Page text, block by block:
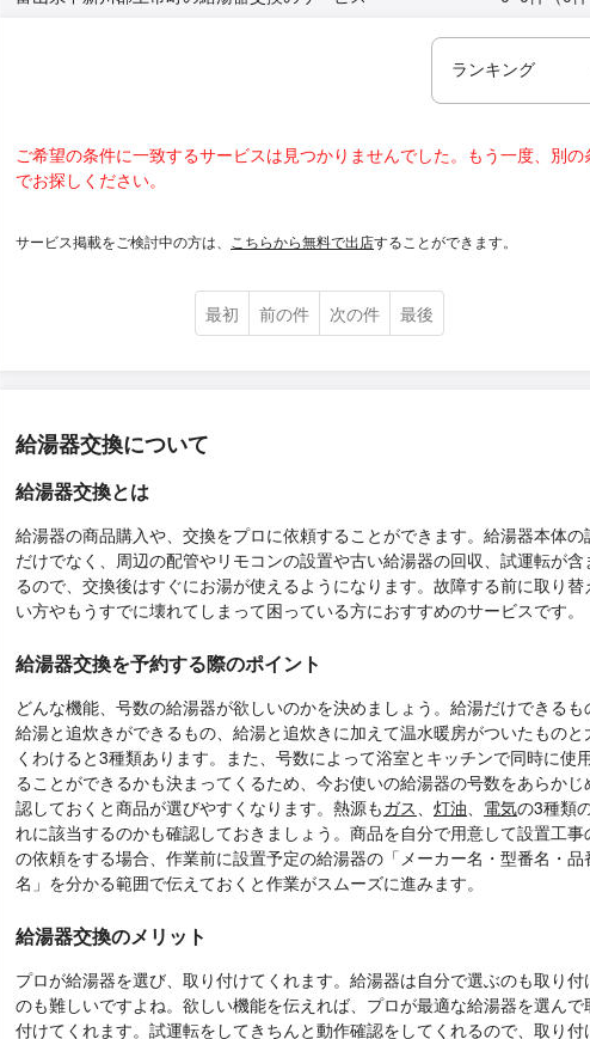
ご希望の条件に一致するサービスは見つかりませんでした。もう一度、別の
でお探しください。
サービス掲載をご検討中の方は、 こちらから無料で出店することができます。
最初 前の件 次の件 最後
給湯器交換について
給湯器交換とは
給湯器の商品購入や、交換をプロに依頼することができます。給湯器本体の
だけでなく、周辺の配管やリモコンの設置や古い給湯器の回収、試運転が含
るので、交換後はすぐにお湯が使えるようになります。故障する前に取り替
い方やもうすでに壊れてしまって困っている方におすすめのサービスです。
給湯器交換を予約する際のポイント
どんな機能、号数の給湯器が欲しいのかを決めましょう。給湯だけできるも
給湯と追炊きができるもの、給湯と追炊きに加えて温水暖房がついたものと
くわけると3種類あります。また、号数によって浴室とキッチンで同時に使
ることができるかも決まってくるため、今お使いの給湯器の号数をあらかじ
認しておくと商品が選びやすくなります。熱源もガス 灯油 電気の3種類
れに該当するのかも確認しておきましょう。商品を自分で用意して設置工事
の依頼をする場合、作業前に設置予定の給湯器の「メーカー名・型番名・品
名」を分かる範囲で伝えておくと作業がスムーズに進みます。
給湯器交換のメリット
プロが給湯器を選び、取り付けてくれます。給湯器は自分で選ぶのも取り付
のも難しいですよね。欲しい機能を伝えれば、プロが最適な給湯器を選んで
付けてくれます。試運転をしてきちんと動作確認をしてくれるので、取り付